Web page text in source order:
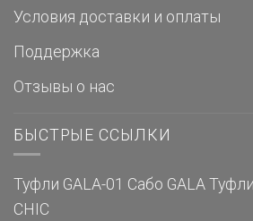
Условия доставки и оплаты
Поддержка
Отзывы о нас
БЫСТРЫЕ ССЫЛКИ
Туфли GALA-01 Сабо GALA
CHIC